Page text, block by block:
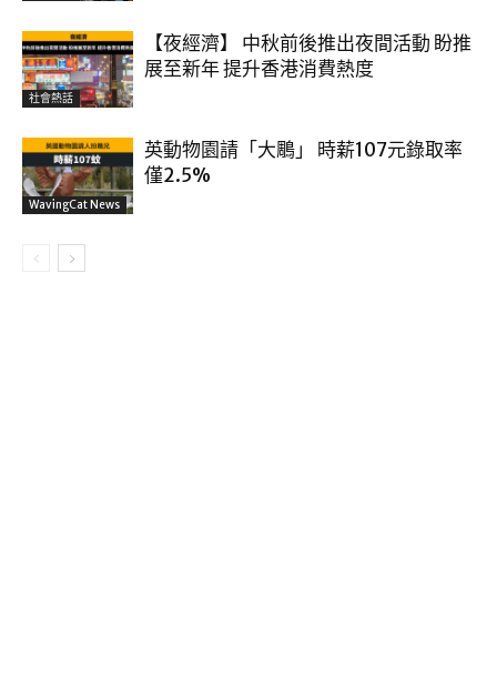
社會熱話
【夜經濟】 中秋前後推出夜間活動 盼推
展至新年 提升香港消費熱度
WavingCat News
英動物園請「大鵰」 時薪107元錄取率
僅2.5%